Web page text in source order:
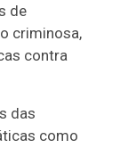
de
criminosa,
contra
das
como